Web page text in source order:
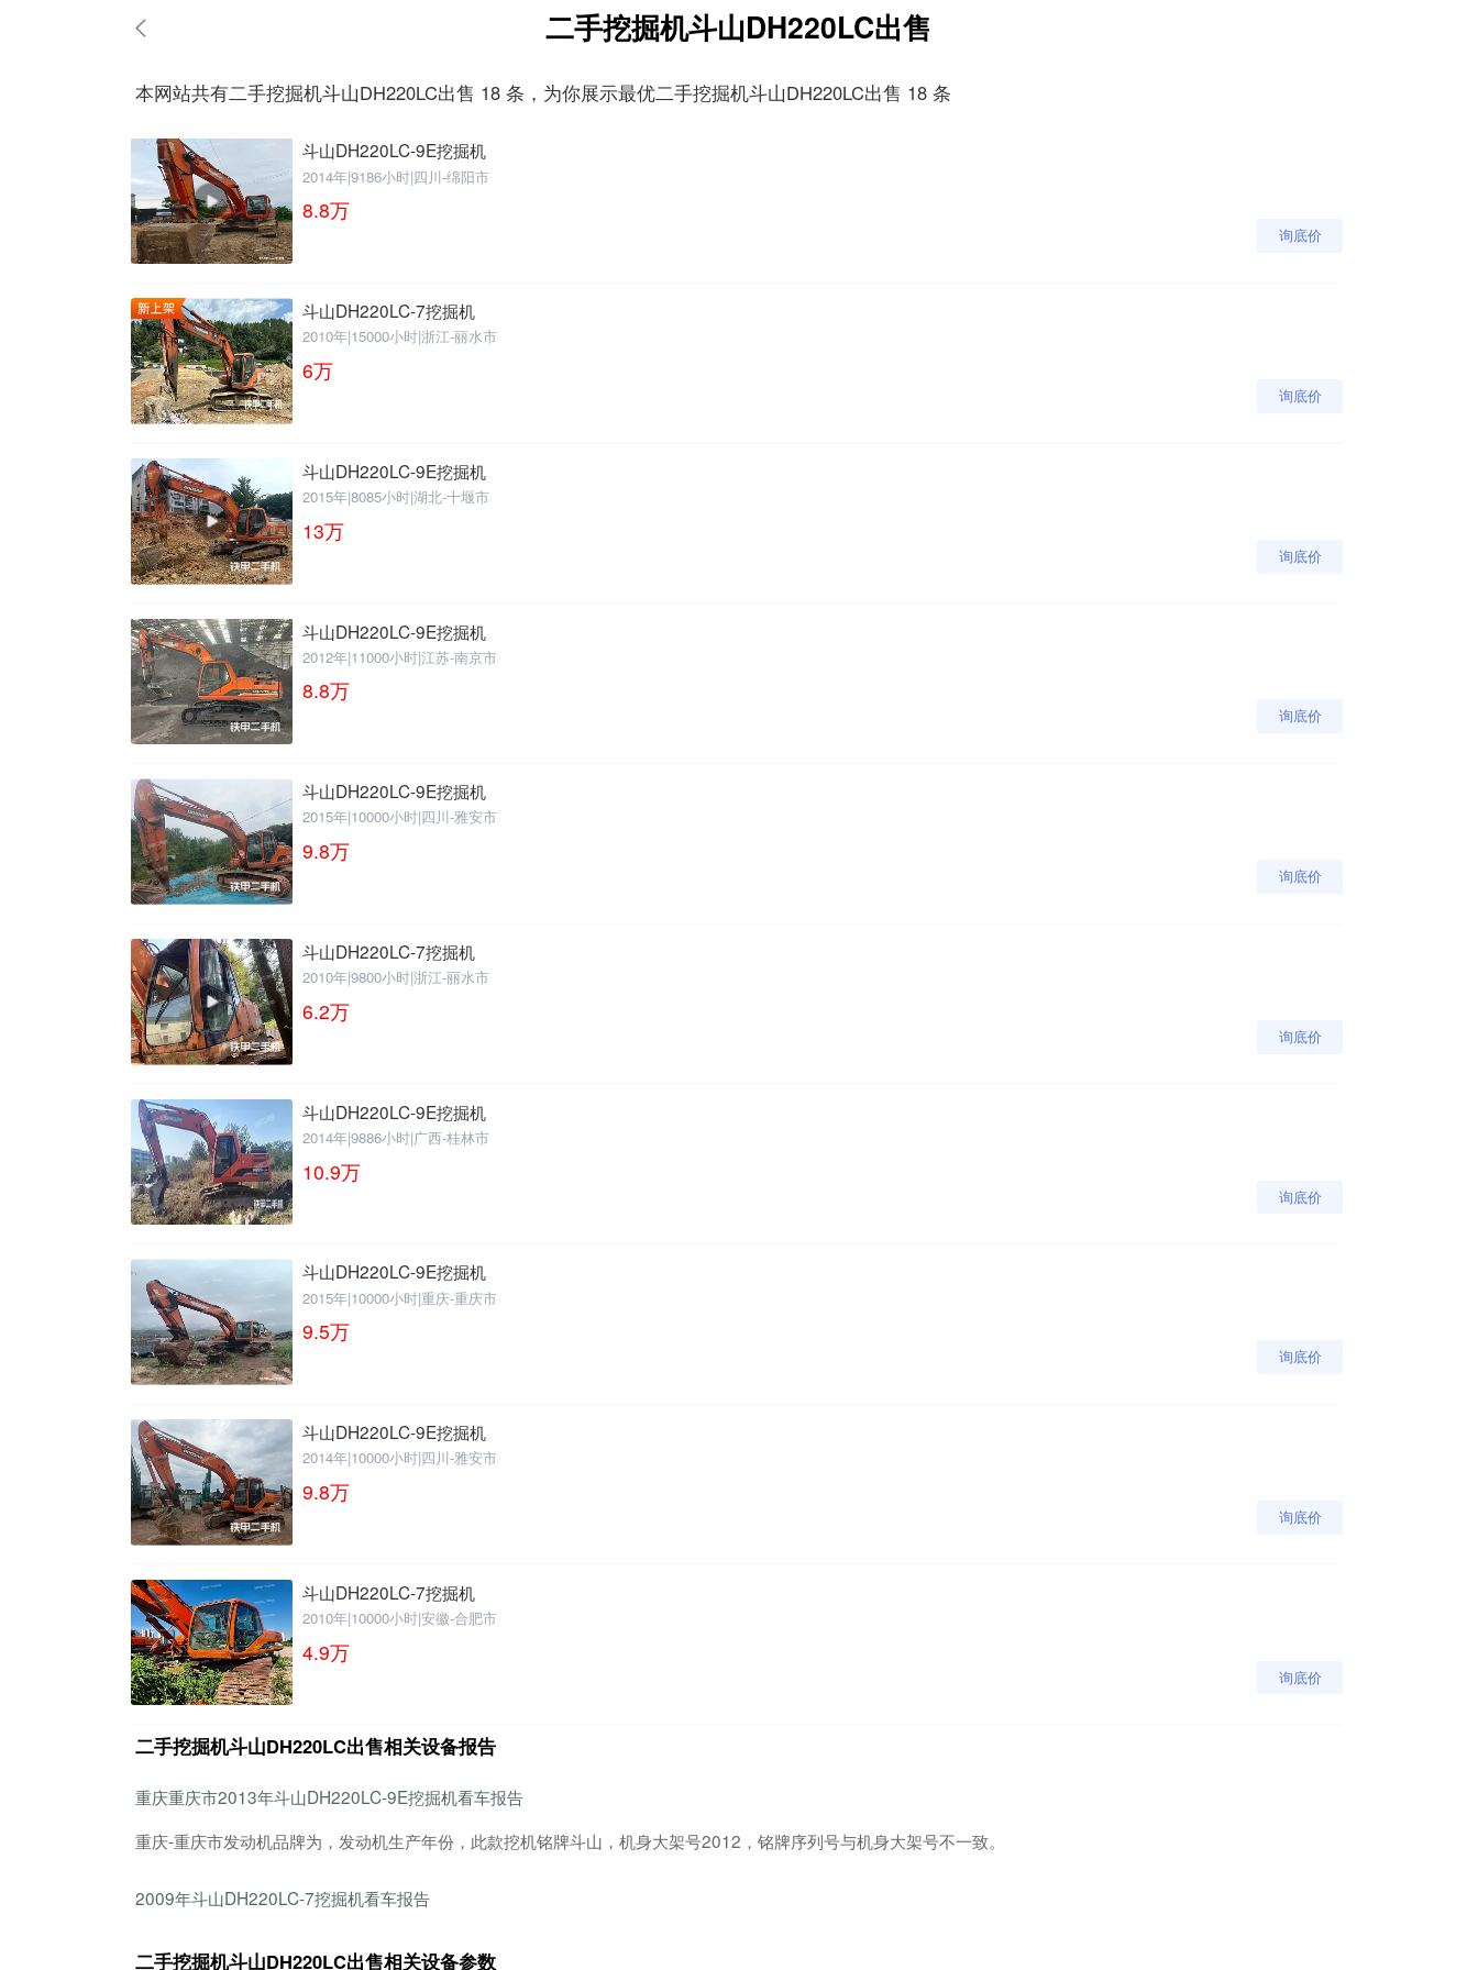
二手挖掘机斗山DH220LC出售
本网站共有二手挖掘机斗山DH220LC出售 18 条，为你展示最优二手挖掘机斗山DH220LC出售 18 条
斗山DH220LC-9E挖掘机
2014年|9186小时|四川-绵阳市
8.8万
询底价
斗山DH220LC-7挖掘机
2010年|15000小时|浙江-丽水市
6万
询底价
斗山DH220LC-9E挖掘机
2015年|8085小时|湖北-十堰市
13万
询底价
斗山DH220LC-9E挖掘机
2012年|11000小时|江苏-南京市
8.8万
询底价
斗山DH220LC-9E挖掘机
2015年|10000小时|四川-雅安市
9.8万
询底价
斗山DH220LC-7挖掘机
2010年|9800小时|浙江-丽水市
6.2万
询底价
斗山DH220LC-9E挖掘机
2014年|9886小时|广西-桂林市
10.9万
询底价
斗山DH220LC-9E挖掘机
2015年|10000小时|重庆-重庆市
9.5万
询底价
斗山DH220LC-9E挖掘机
2014年|10000小时|四川-雅安市
9.8万
询底价
斗山DH220LC-7挖掘机
2010年|10000小时|安徽-合肥市
4.9万
询底价
二手挖掘机斗山DH220LC出售相关设备报告
重庆重庆市2013年斗山DH220LC-9E挖掘机看车报告
重庆-重庆市发动机品牌为，发动机生产年份，此款挖机铭牌斗山，机身大架号2012，铭牌序列号与机身大架号不一致。
2009年斗山DH220LC-7挖掘机看车报告
二手挖掘机斗山DH220LC出售相关设备参数
请输入手机号